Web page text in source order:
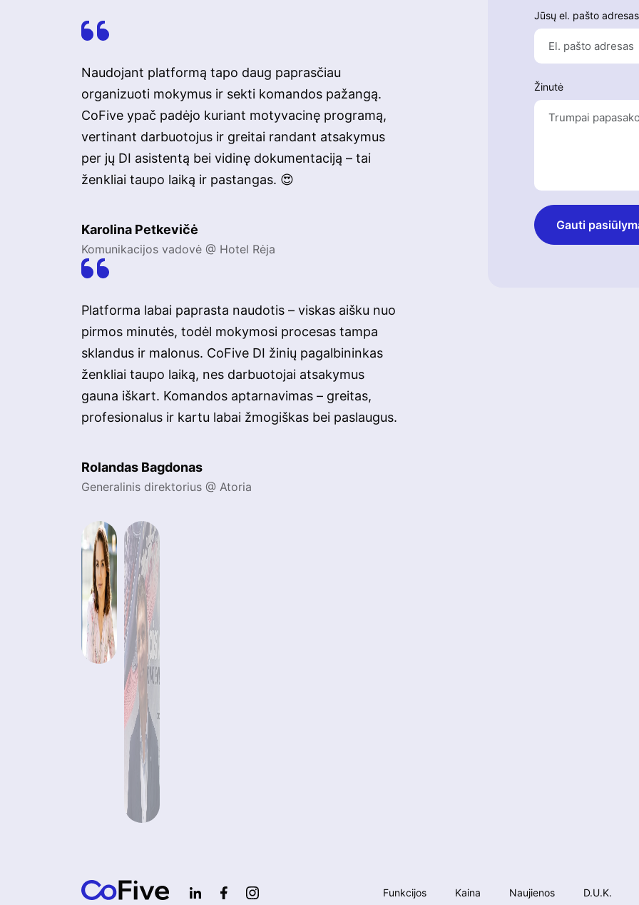
Naudojant platformą tapo daug paprasčiau
organizuoti mokymus ir sekti komandos pažangą.
CoFive ypač padėjo kuriant motyvacinę programą,
vertinant darbuotojus ir greitai randant atsakymus
per jų DI asistentą bei vidinę dokumentaciją – tai
ženkliai taupo laiką ir pastangas. 😍
Karolina Petkevičė
Komunikacijos vadovė @ Hotel Rėja
Platforma labai paprasta naudotis – viskas aišku nuo
pirmos minutės, todėl mokymosi procesas tampa
sklandus ir malonus. CoFive DI žinių pagalbininkas
ženkliai taupo laiką, nes darbuotojai atsakymus
gauna iškart. Komandos aptarnavimas – greitas,
profesionalus ir kartu labai žmogiškas bei paslaugus.
Rolandas Bagdonas
Generalinis direktorius @ Atoria
Jūsų el. pašto adresas
Žinutė
Gauti
Funkcijos Kaina Naujienos D.U.K.